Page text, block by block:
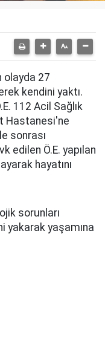
olayda 27
kendini yaktı.
112 Acil Sağlık
Hastanesi'ne
sonrası
edilen Ö.E. yapılan
hayatını
sorunları
yakarak yaşamına